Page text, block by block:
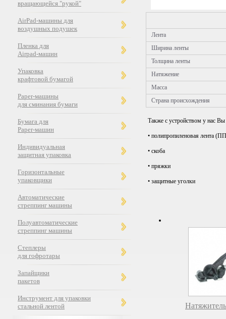
вращающейся "рукой"
AirPad-машины для
воздушных подушек
Пленка для
Airpad-машин
Упаковка
крафтовой бумагой
Paper-машины
для сминания бумаги
Бумага для
Paper-машин
Индивидуальная
защитная упаковка
Горизонтальные
упаковщики
Автоматические
стреппинг машины
Полуавтоматические
стреппинг машины
Степлеры
для гофротары
Запайщики
пакетов
Инструмент для упаковки
стальной лентой
Лента
Ширина ленты
Толщина ленты
Натяжение
Масса
Страна происхождения
Также с устройством у нас
• полипропиленовая лента
• скоба
• пряжки
• защитные уголки